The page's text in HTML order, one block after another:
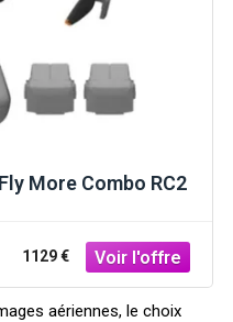
More Combo RC2
1129 €
aériennes, le choix